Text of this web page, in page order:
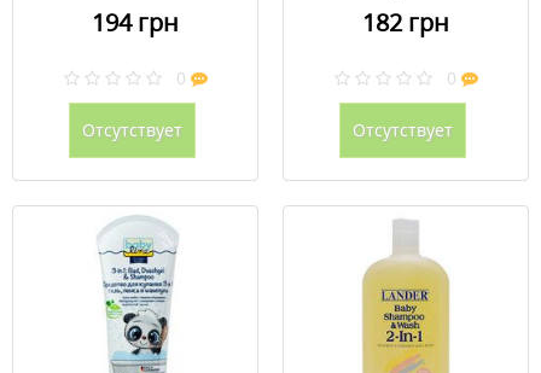
194 грн
0
Отсутствует
182 грн
0
Отсутствует